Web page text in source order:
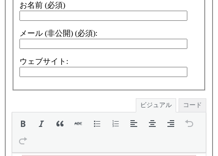
お名前 (必須)
メール (非公開) (必須):
ウェブサイト:
ビジュアル コード